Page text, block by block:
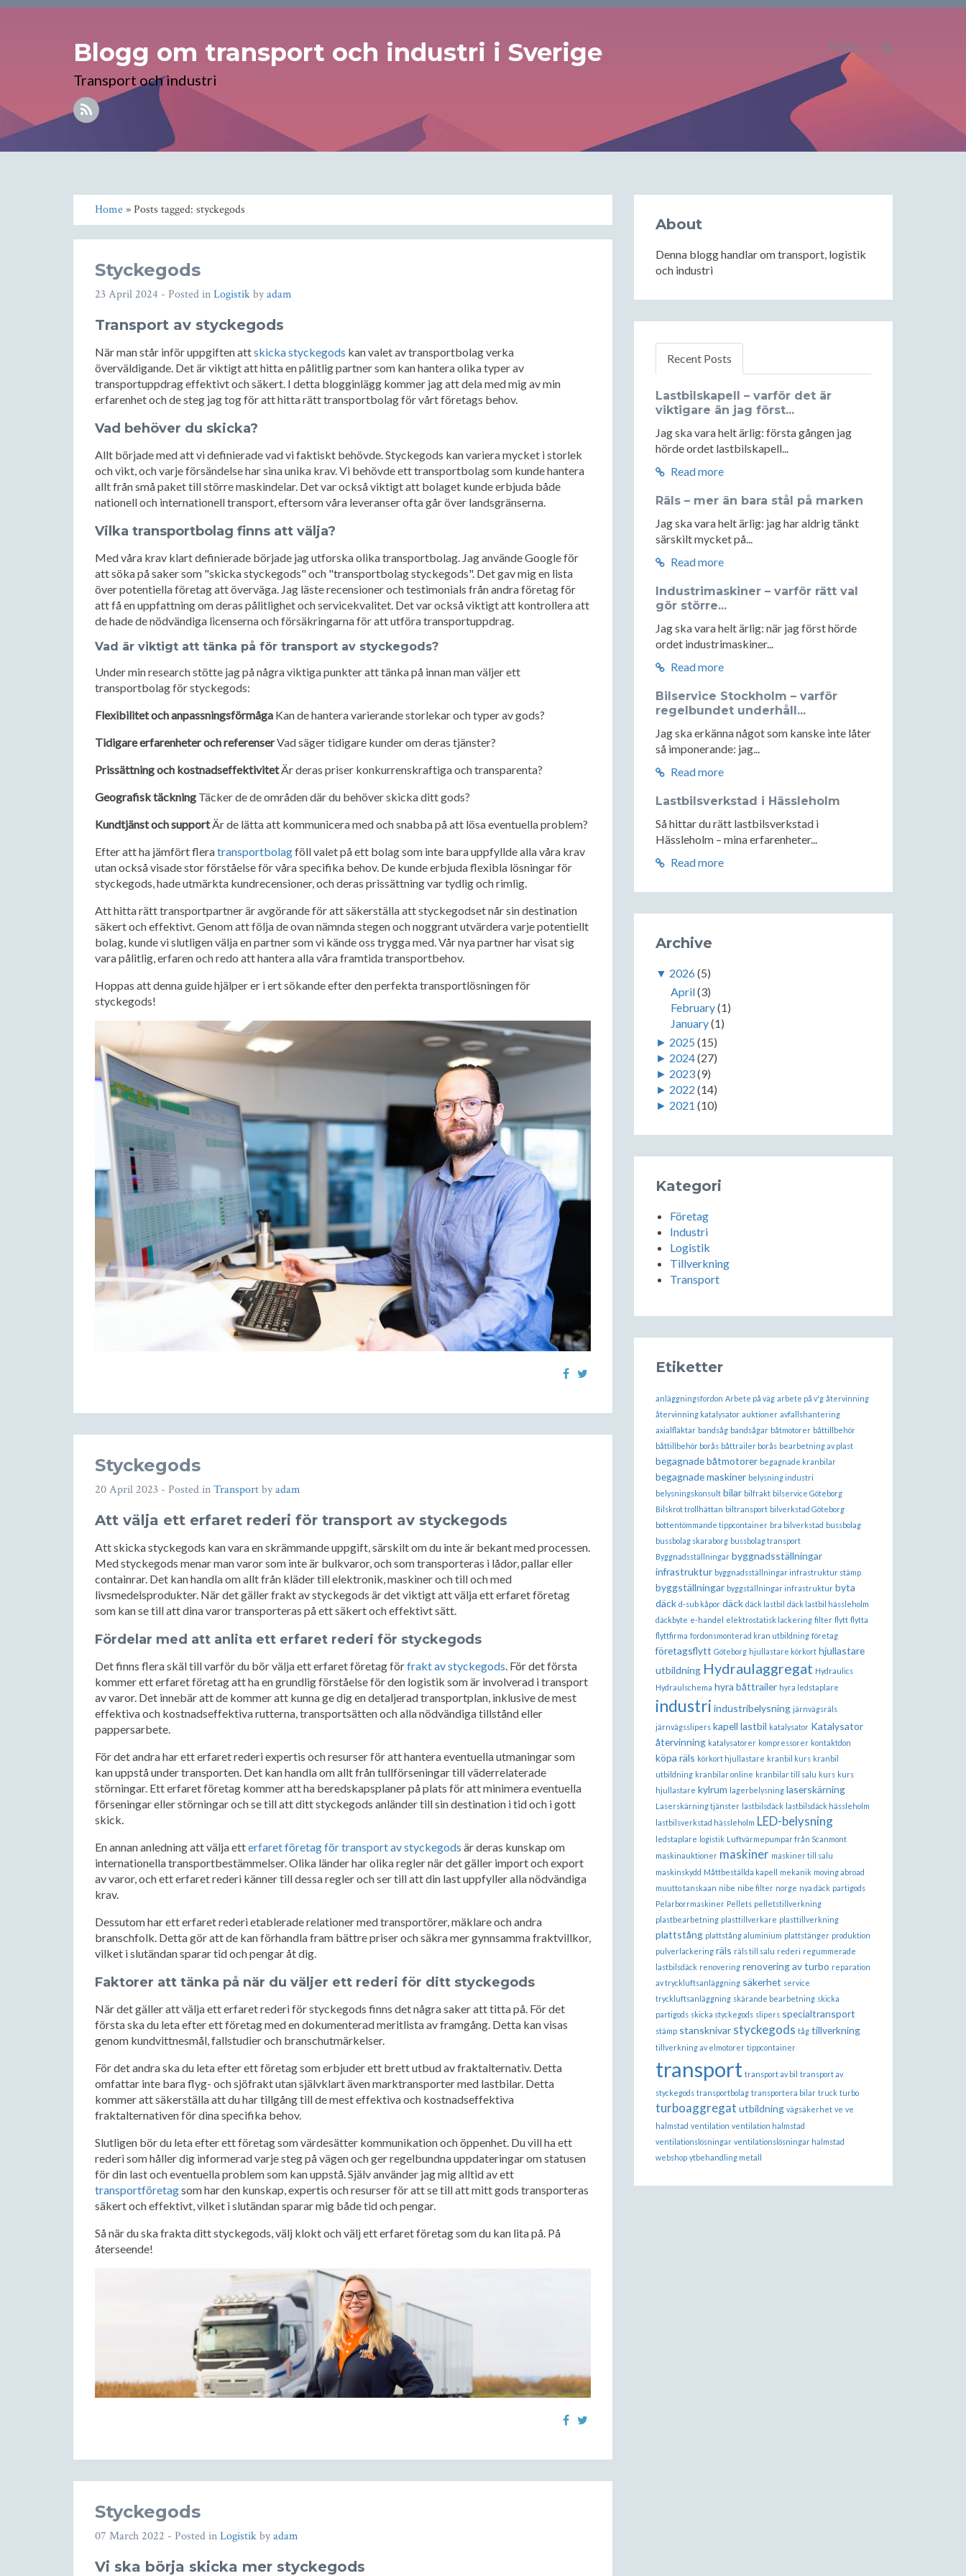
Blogg om transport och industri i Sverige
Transport och industri
Home
Home» Posts tagged: styckegods
Styckegods
23 April 2024 - Posted inLogistikbyadam
Transport av styckegods
När man står inför uppgiften attskicka styckegods kan valet av transportbolag verka
överväldigande. Det är viktigt att hitta en pålitlig partner som kan hantera olika typer av
transportuppdrag effektivt och säkert. I detta blogginlägg kommer jag att dela med mig av min
erfarenhet och de steg jag tog för att hitta rätt transportbolag för vårt företags behov.
Vad behöver du skicka?
Allt började med att vi definierade vad vi faktiskt behövde. Styckegods kan variera mycket i storlek
och vikt, och varje försändelse har sina unika krav. Vi behövde ett transportbolag som kunde hantera
allt från små paket till större maskindelar. Det var också viktigt att bolaget kunde erbjuda både
nationell och internationell transport, eftersom våra leveranser ofta går över landsgränserna.
Vilka transportbolag finns att välja?
Med våra krav klart definierade började jag utforska olika transportbolag. Jag använde Google för
att söka på saker som "skicka styckegods" och "transportbolag styckegods". Det gav mig en lista
över potentiella företag att överväga. Jag läste recensioner och testimonials från andra företag för
att få en uppfattning om deras pålitlighet och servicekvalitet. Det var också viktigt att kontrollera att
de hade de nödvändiga licenserna och försäkringarna för att utföra transportuppdrag.
Vad är viktigt att tänka på för transport av styckegods?
Under min research stötte jag på några viktiga punkter att tänka på innan man väljer ett
transportbolag för styckegods:
Flexibilitet och anpassningsförmåga Kan de hantera varierande storlekar och typer av gods?
Tidigare erfarenheter och referenserVad säger tidigare kunder om deras tjänster?
Prissättning och kostnadseffektivitetÄr deras priser konkurrenskraftiga och transparenta?
Geografisk täckning Täcker de de områden där du behöver skicka ditt gods?
Kundtjänst och supportÄr de lätta att kommunicera med och snabba på att lösa eventuella problem?
Efter att ha jämfört fleratransportbolagföll valet på ett bolag som inte bara uppfyllde alla våra krav
utan också visade stor förståelse för våra specifika behov. De kunde erbjuda flexibla lösningar för
styckegods, hade utmärkta kundrecensioner, och deras prissättning var tydlig och rimlig.
Att hitta rätt transportpartner är avgörande för att säkerställa att styckegodset når sin destination
säkert och effektivt. Genom att följa de ovan nämnda stegen och noggrant utvärdera varje potentiellt
bolag, kunde vi slutligen välja en partner som vi kände oss trygga med. Vår nya partner har visat sig
vara pålitlig, erfaren och redo att hantera alla våra framtida transportbehov.
Hoppas att denna guide hjälper er i ert sökande efter den perfekta transportlösningen för
styckegods!
Styckegods
20 April 2023 - Posted inTransportbyadam
Att välja ett erfaret rederi för transport av styckegods
Att skicka styckegods kan vara en skrämmande uppgift, särskilt om du inte är bekant med processen.
Med styckegods menar man varor som inte är bulkvaror, och som transporteras i lådor, pallar eller
containrar. Det kan handla om allt från kläder till elektronik, maskiner och till och med
livsmedelsprodukter. När det gäller frakt av styckegods är det viktigt att välja ett erfaret företag
som kan se till att dina varor transporteras på ett säkert och effektivt sätt.
Fördelar med att anlita ett erfaret rederi för styckegods
Det finns flera skäl till varför du bör välja ett erfaret företag förfrakt av styckegods. För det första
kommer ett erfaret företag att ha en grundlig förståelse för den logistik som är involverad i transport
av varor. Det innebär att de kommer att kunna ge dig en detaljerad transportplan, inklusive de mest
effektiva och kostnadseffektiva rutterna, transportsätten och alla nödvändiga tillstånd eller
pappersarbete.
För det andra har ett erfaret rederi expertis och resurser för att hantera eventuella utmaningar som
kan uppstå under transporten. Det kan handla om allt från tullförseningar till väderrelaterade
störningar. Ett erfaret företag kommer att ha beredskapsplaner på plats för att minimera eventuella
förseningar eller störningar och se till att ditt styckegods anländer till sin destination i tid och i gott
skick.
En annan anledning att välja etterfaret företag för transport av styckegods är deras kunskap om
internationella transportbestämmelser. Olika länder har olika regler när det gäller import och export
av varor, och ett erfaret rederi känner till dessa regler och ser till att din last uppfyller alla nödvändiga
krav.
Dessutom har ett erfaret rederi etablerade relationer med transportörer, mäklare och andra
branschfolk. Detta gör att de kan förhandla fram bättre priser och säkra mer gynnsamma fraktvillkor,
vilket i slutändan sparar tid och pengar åt dig.
Faktorer att tänka på när du väljer ett rederi för ditt styckegods
När det gäller att välja ett erfaret rederi för styckegods finns det några saker att titta på. För det
första ska du leta efter ett företag med en dokumenterad meritlista av framgång. Detta kan visas
genom kundvittnesmål, fallstudier och branschutmärkelser.
För det andra ska du leta efter ett företag som erbjuder ett brett utbud av fraktalternativ. Detta
omfattar inte bara flyg- och sjöfrakt utan självklart även marktransporter med lastbilar. Detta
kommer att säkerställa att du har tillgång till de mest effektiva och kostnadseffektiva
fraktalternativen för dina specifika behov.
Slutligen bör du leta efter ett företag som värdesätter kommunikation och öppenhet. Du vill ha ett
rederi som håller dig informerad varje steg på vägen och ger regelbundna uppdateringar om statusen
för din last och eventuella problem som kan uppstå. Själv använder jag mig alltid av ett
transportföretagsom har den kunskap, expertis och resurser för att se till att mitt gods transporteras
säkert och effektivt, vilket i slutändan sparar mig både tid och pengar.
Så när du ska frakta ditt styckegods, välj klokt och välj ett erfaret företag som du kan lita på. På
återseende!
Styckegods
07 March 2022 - Posted inLogistikbyadam
Vi ska börja skicka mer styckegods
About
Denna blogg handlar om transport, logistik
och industri
Recent Posts
Lastbilskapell – varför det är
viktigare än jag först...
Jag ska vara helt ärlig: första gången jag
hörde ordet lastbilskapell...
Read more
Räls – mer än bara stål på marken
Jag ska vara helt ärlig: jag har aldrig tänkt
särskilt mycket på...
Read more
Industrimaskiner – varför rätt val
gör större...
Jag ska vara helt ärlig: när jag först hörde
ordet industrimaskiner...
Read more
Bilservice Stockholm – varför
regelbundet underhåll...
Jag ska erkänna något som kanske inte låter
så imponerande: jag...
Read more
Lastbilsverkstad i Hässleholm
Så hittar du rätt lastbilsverkstad i
Hässleholm – mina erfarenheter...
Read more
Archive
▼ 2026(5)
April(3)
February(1)
January(1)
► 2025 (15)
► 2024(27)
► 2023(9)
► 2022 (14)
► 2021 (10)
Kategori
Företag
Industri
Logistik
Tillverkning
Transport
Etiketter
anläggningsfordon Arbete på väg arbete på v'g återvinning
återvinning katalysator auktioner avfallshantering
axialfläktar bandsåg bandsågar båtmotorer båttillbehör
båttillbehör borås båttrailer borås bearbetning av plast
begagnade båtmotorer begagnade kranbilar
begagnade maskiner belysning industri
belysningskonsult bilar bilfrakt bilservice Göteborg
Bilskrot trollhättan biltransport bilverkstad Göteborg
bottentömmande tippcontainer bra bilverkstad bussbolag
bussbolag skaraborg bussbolag transport
Byggnadsställningar byggnadsställningar
infrastruktur byggnadsställningar infrastruktur stämp
byggställningar byggställningar infrastruktur byta
däck d-sub kåpor däck däck lastbil däck lastbil hässleholm
däckbyte e-handel elektrostatisk lackering filter flytt flytta
flyttfirma fordonsmonterad kran utbildning företag
företagsflytt Göteborg hjullastare körkort hjullastare
utbildning Hydraulaggregat Hydraulics
Hydraulschema hyra båttrailer hyra ledstaplare
industri industribelysning järnvägsräls
järnvägsslipers kapell lastbil katalysator Katalysator
återvinning katalysatorer kompressorer kontaktdon
köpa räls körkort hjullastare kranbil kurs kranbil
utbildning kranbilar online kranbilar till salu kurs kurs
hjullastare kylrum lagerbelysning laserskärning
Laserskärning tjänster lastbilsdäck lastbilsdäck hässleholm
lastbilsverkstad hässleholm LED-belysning
ledstaplare logistik Luftvärmepumpar från Scanmont
maskinauktioner maskiner maskiner till salu
maskinskydd Måttbeställda kapell mekanik moving abroad
muutto tanskaan nibe nibe filter norge nya däck partigods
Pelarborrmaskiner Pellets pelletstillverkning
plastbearbetning plasttillverkare plasttillverkning
plattstång plattstång aluminium plattstänger produktion
pulverlackering räls räls till salu rederi regummerade
lastbilsdäck renovering renovering av turbo reparation
av tryckluftsanläggning säkerhet service
tryckluftsanläggning skärande bearbetning skicka
partigods skicka styckegods slipers specialtransport
stämp stansknivar styckegods tåg tillverkning
tillverkning av elmotorer tippcontainer
transport transport av bil transport av
styckegods transportbolag transportera bilar truck turbo
turboaggregat utbildning vägsäkerhet ve ve
halmstad ventilation ventilation halmstad
ventilationslösningar ventilationslösningar halmstad
webshop ytbehandling metall